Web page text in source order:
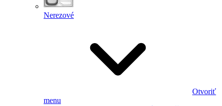
Nerezové
Otvoriť
menu